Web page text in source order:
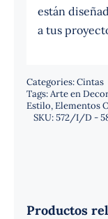
están
a tus
Categories:Cintas
Tags:Arte en
Estilo,Elementos
SKU:572/I/D -
Productos